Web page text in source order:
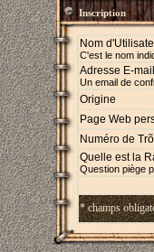
Inscription
Nom
C'est le nom
Adresse E-
Un email de
Origine
Page Web
Numéro de
Quelle est la
Question piège
* champs